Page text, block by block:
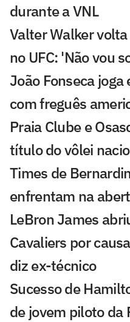
durante a VNL
Valter Walker
no UFC: 'Não vou
João Fonseca joga
com freguês
Praia Clube e
título do vôlei
Times de
enfrentam na
LeBron James
Cavaliers por
diz ex-técnico
Sucesso de
de jovem piloto da